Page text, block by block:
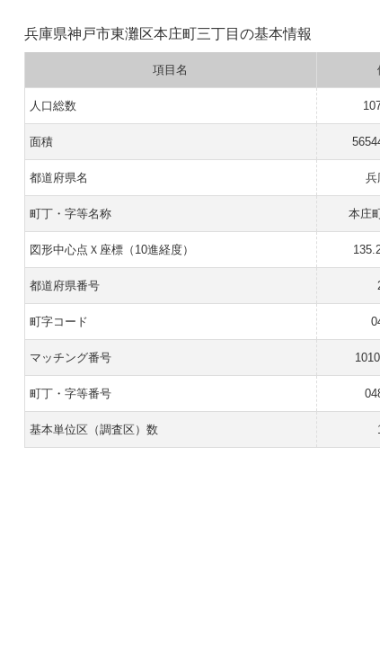
兵庫県神戸市東灘区本庄町三丁目の基本情報
項目名
人口総数
面積
都道府県名 兵
町丁・字等名称 本庄
図形中心点Ｘ座標（10進経度）
都道府県番号
町字コード
マッチング番号
町丁・字等番号
基本単位区（調査区）数